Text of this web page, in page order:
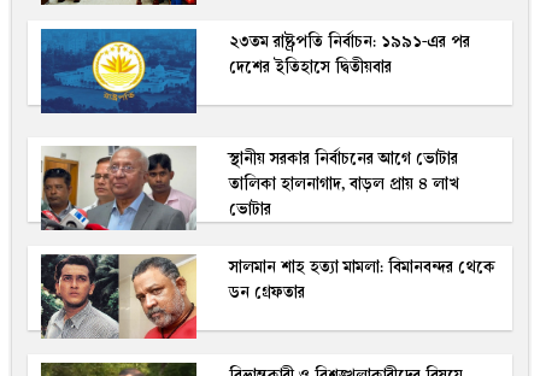
২৩তম রাষ্ট্রপতি নির্বাচন: ১৯৯১-এর পর
দেশের ইতিহাসে দ্বিতীয়বার
স্থানীয় সরকার নির্বাচনের আগে ভোটার
তালিকা হালনাগাদ, বাড়ল প্রায় ৪ লাখ
ভোটার
সালমান শাহ হত্যা মামলা: বিমানবন্দর থেকে
ডন গ্রেফতার